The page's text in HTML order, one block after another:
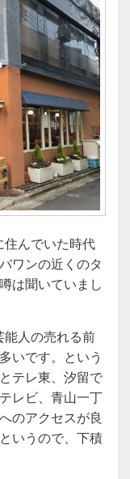
んでいた時代
ワンの近くのタ
は聞いていまし
人の売れる前
いです。という
テレ東、汐留で
レビ、青山一丁
のアクセスが良
いうので、下積